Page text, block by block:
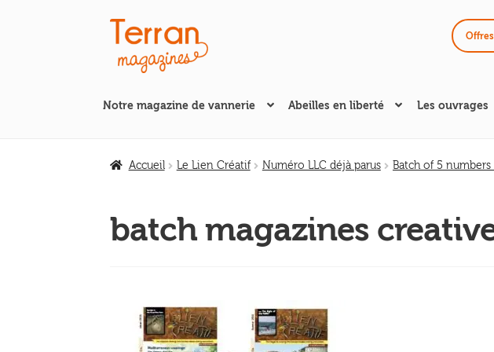
Aller
à
la
Aller
au
contenu
Notre magazine de vannerie Abeilles en liberté Les ouvrages
Accueil Le Lien Créatif Numéro LLC déjà parus Batch of 5
batch magazines